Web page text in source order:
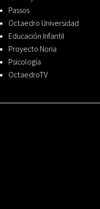
Passos
Octaedro Universidad
Educación Infantil
Proyecto Noria
Psicología
OctaedroTV